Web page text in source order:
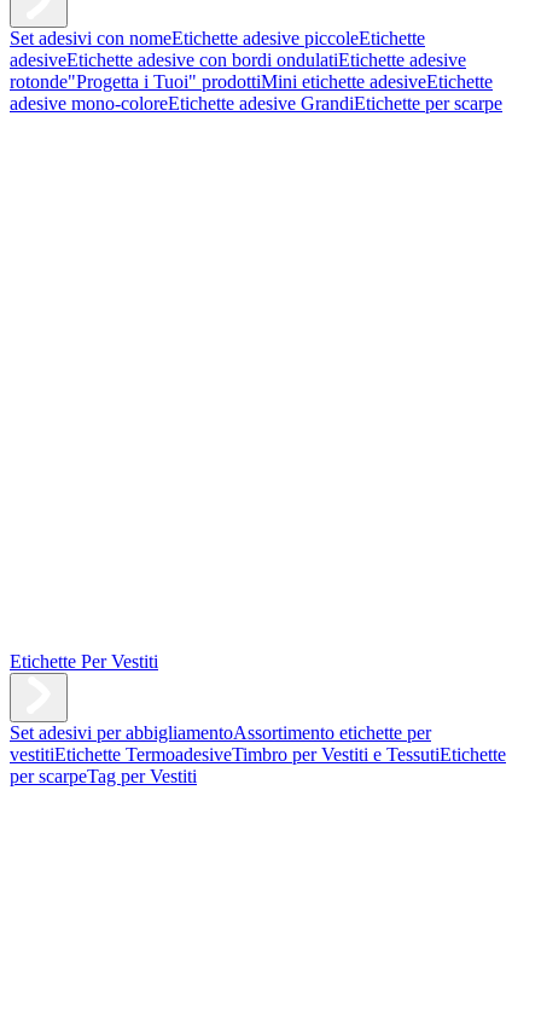
Set adesivi con nomeEtichette adesive piccoleEtichette
adesiveEtichette adesive con bordi ondulatiEtichette adesive
rotonde"Progetta i Tuoi" prodottiMini etichette adesiveEtichette
adesive mono-coloreEtichette adesive GrandiEtichette per scarpe
Etichette Per Vestiti
Set adesivi per abbigliamentoAssortimento etichette per
vestitiEtichette TermoadesiveTimbro per Vestiti e TessutiEtichette
per scarpeTag per Vestiti